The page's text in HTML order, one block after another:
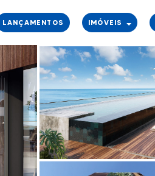
LANÇAMENTOS IMÓVEIS